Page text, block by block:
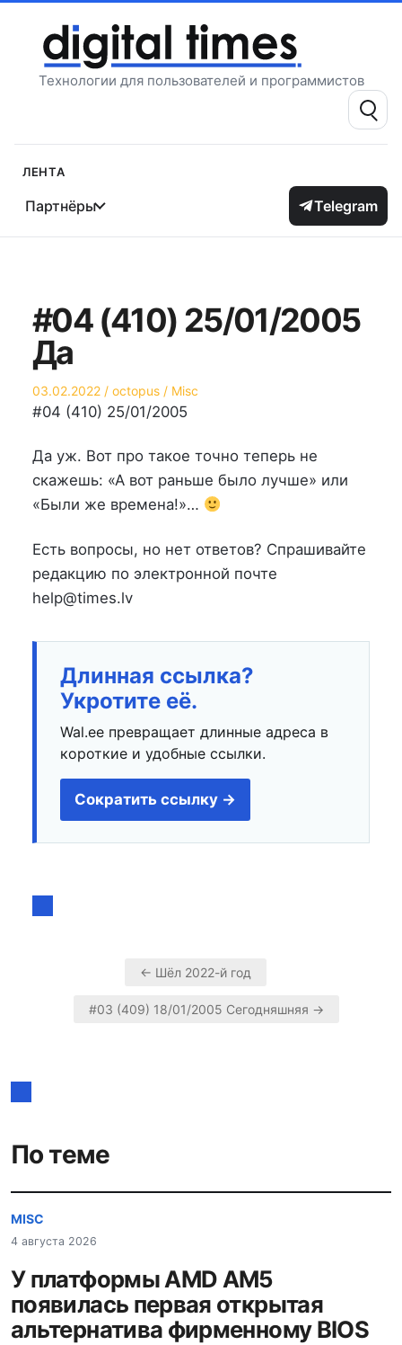
содержимому
Технологии для пользователей и программистов
Поиск:
Лента
Партнёры Telegram
#04 (410) 25/01/2005
Да
Опубликовано
на
03.02.2022 Автор
octopus
Опубликовано
в
Misc
#04 (410) 25/01/2005
Да уж. Вот про такое точно теперь не
скажешь: «А вот раньше было лучше» или
«Были же времена!»…
Есть вопросы, но нет ответов? Спрашивайте
редакцию по электронной почте
help@times.lv
Длинная ссылка?
Укротите её.
Wal.ee превращает длинные адреса в
короткие и удобные ссылки.
Сократить ссылку →
Навигация
← Шёл 2022-й год
#03 (409) 18/01/2005 Сегодняшняя →
По теме
MISC
4 августа 2026
У платформы AMD AM5
появилась первая открытая
альтернатива фирменному BIOS